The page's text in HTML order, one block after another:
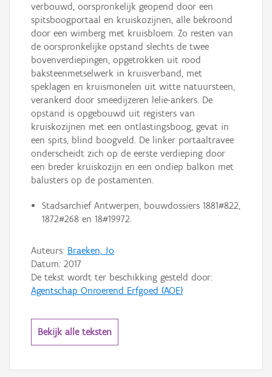
verbouwd, oorspronkelijk geopend door een
spitsboogportaal en kruiskozijnen, alle bekroond
door een wimberg met kruisbloem. Zo resten van
de oorspronkelijke opstand slechts de twee
bovenverdiepingen, opgetrokken uit rood
baksteenmetselwerk in kruisverband, met
speklagen en kruismonelen uit witte natuursteen,
verankerd door smeedijzeren lelie-ankers. De
opstand is opgebouwd uit registers van
kruiskozijnen met een ontlastingsboog, gevat in
een spits, blind boogveld. De linker portaaltravee
onderscheidt zich op de eerste verdieping door
een breder kruiskozijn en een ondiep balkon met
balusters op de postamenten.
Stadsarchief Antwerpen, bouwdossiers 1881#822,
1872#268 en 18#19972.
Auteurs: Braeken, Jo
Datum: 2017
De tekst wordt ter beschikking gesteld door:
Agentschap Onroerend Erfgoed (AOE)
Bekijk alle teksten